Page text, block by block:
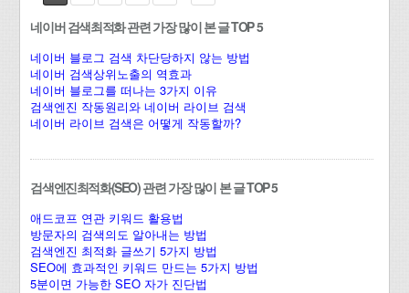
네이버 검색최적화 관련 가장 많이 본 글 TOP 5
네이버 블로그 검색 차단당하지 않는 방법
네이버 검색상위노출의 역효과
네이버 블로그를 떠나는 3가지 이유
검색엔진 작동원리와 네이버 라이브 검색
네이버 라이브 검색은 어떻게 작동할까?
검색엔진최적화(SEO) 관련 가장 많이 본 글 TOP 5
애드코프 연관 키워드 활용법
방문자의 검색의도 알아내는 방법
검색엔진 최적화 글쓰기 5가지 방법
SEO에 효과적인 키워드 만드는 5가지 방법
5분이면 가능한 SEO 자가 진단법